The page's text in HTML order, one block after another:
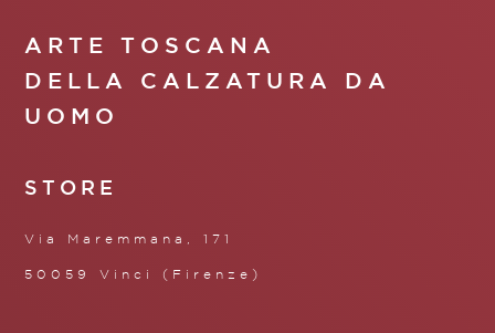
ARTE TOSCANA
DELLA CALZATURA DA
UOMO
STORE
Via Maremmana, 171
50059 Vinci (Firenze)